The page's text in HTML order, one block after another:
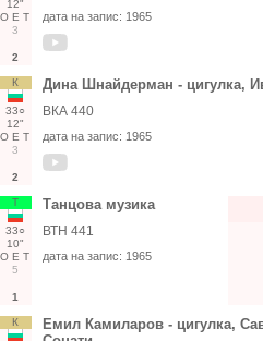
12"
О Е Т
3
2
дата на запис: 1965
К
33○
12"
О Е Т
3
2
Дина Шнайдерман - цигулка,
ВКА 440
дата на запис: 1965
Т
33○
10"
О Е Т
5
1
Танцова музика
ВТН 441
дата на запис: 1965
К
Емил Камиларов - цигулка,